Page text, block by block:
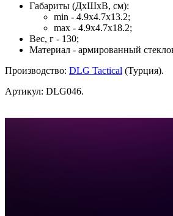
Габариты (ДхШхВ, см):
min - 4.9х4.7х13.2;
max - 4.9х4.7х18.2;
Вес, г - 130;
Материал - армированный
Производство: DLG Tactical (Турция).
Артикул: DLG046.